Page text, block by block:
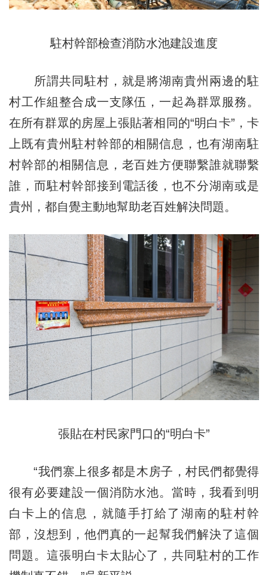
駐村幹部檢查消防水池建設進度
所謂共同駐村，就是將湖南貴州兩邊的駐
村工作組整合成一支隊伍，一起為群眾服務。
在所有群眾的房屋上張貼著相同的“明白卡”，卡
上既有貴州駐村幹部的相關信息，也有湖南駐
村幹部的相關信息，老百姓方便聯繫誰就聯繫
誰，而駐村幹部接到電話後，也不分湖南或是
貴州，都自覺主動地幫助老百姓解決問題。
張貼在村民家門口的“明白卡”
“我們寨上很多都是木房子，村民們都覺得
很有必要建設一個消防水池。當時，我看到明
白卡上的信息，就隨手打給了湖南的駐村幹
部，沒想到，他們真的一起幫我們解決了這個
問題。這張明白卡太貼心了，共同駐村的工作